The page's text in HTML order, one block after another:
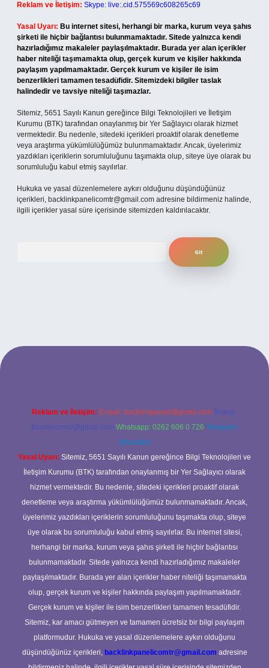
Reklam ve İletişim: Skype: live:.cid.575569c608265c69
Yasal Uyarı: Bu internet sitesi, herhangi bir marka, kurum veya şahıs
şirketi ile hiçbir bağlantısı bulunmamaktadır. Sitede yalnızca kendi
hazırladığımız makaleler paylaşılmaktadır. Burada yer alan içerikler
haber niteliği taşımamakta olup, gerçek kurum ve kişiler hakkında
paylaşım yapılmamaktadır. Gerçek kurum ve kişiler ile isim
benzerlikleri tamamen tesadüfidir. Sitemizdeki bilgiler taslak
halindedir ve tavsiye niteliği taşımazlar.
Sitemiz, 5651 Sayılı Kanun gereğince Bilgi Teknolojileri ve İletişim
Kurumu (BTK) tarafından onaylanmış bir Yer Sağlayıcı olarak hizmet
vermektedir. Bu nedenle, sitedeki içerikleri proaktif olarak denetleme
veya araştırma yükümlülüğümüz bulunmamaktadır. Ancak, üyelerimiz
yazdıkları içeriklerin sorumluluğunu taşımakta olup, siteye üye olarak bu
sorumluluğu kabul etmiş sayılırlar.
Hukuka ve yasal düzenlemelere aykırı olduğunu düşündüğünüz
içerikleri, backlinkpanelicomtr@gmail.com adresine bildirmeniz halinde,
ilgili içerikler yasal süre içerisinde sitemizden kaldırılacaktır.
giriş
Reklam ve İletişim: E-mail: backlinkpaneli@gmail.com Teams:
forumhizmeti@gmail.com Whatsapp: 0262 606 0 726 Telegram:
@karabul
Yasal Uyarı: Sitemiz, 5651 Sayılı Kanun gereğince Bilgi Teknolojileri ve
İletişim Kurumu (BTK) tarafından onaylanmış bir Yer Sağlayıcı olarak
hizmet vermektedir. Bu nedenle, sitedeki içerikleri proaktif olarak
denetleme veya araştırma yükümlülüğümüz bulunmamaktadır. Ancak,
üyelerimiz yazdıkları içeriklerin sorumluluğunu taşımakta olup, siteye
üye olarak bu sorumluluğu kabul etmiş sayılırlar. Bu internet sitesi,
herhangi bir marka, kurum veya şahıs şirketi ile hiçbir bağlantısı
bulunmamaktadır. Sitede yalnızca kendi hazırladığımız makaleler
paylaşılmaktadır. Burada yer alan içerikler haber niteliği taşımamakta
olup, gerçek kurum ve kişiler hakkında paylaşım yapılmamaktadır.
Gerçek kurum ve kişiler ile isim benzerlikleri tamamen tesadüfidir.
Sitemiz, kar amacı gütmeyen ve tamamen ücretsiz bir bilgi paylaşım
platformudur. Hukuka ve yasal düzenlemelere aykırı olduğunu
düşündüğünüz içerikleri, backlinkpanelicomtr@gmail.com adresine